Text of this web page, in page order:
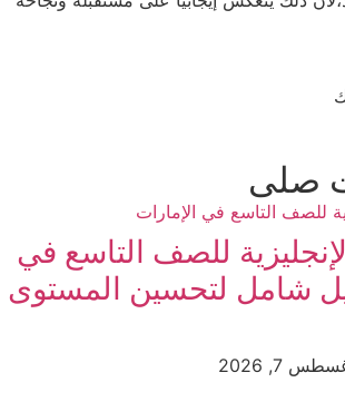
صلى
للصف التاسع في
شامل لتحسين المستوى
7, 2026